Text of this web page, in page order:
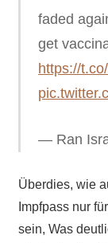
faded
get
https://
— Ran
Überdies, wie
Impfpass nur
sein, Was